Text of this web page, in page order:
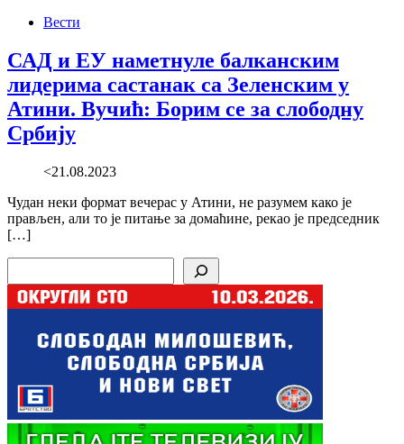
Вести
САД и ЕУ наметнуле балканским
лидерима састанак са Зеленским у
Атини. Вучић: Борим се за слободну
Србију
<21.08.2023
Чудан неки формат вечерас у Атини, не разумем како је
прављен, али то је питање за домаћине, рекао је председник
[…]